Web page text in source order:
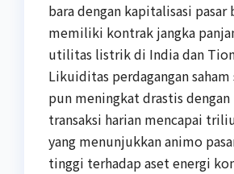
bara dengan kapitalisasi pasar
memiliki kontrak jangka
utilitas listrik di India dan
Likuiditas perdagangan
pun meningkat drastis
transaksi harian mencapai
yang menunjukkan animo
tinggi terhadap aset energi